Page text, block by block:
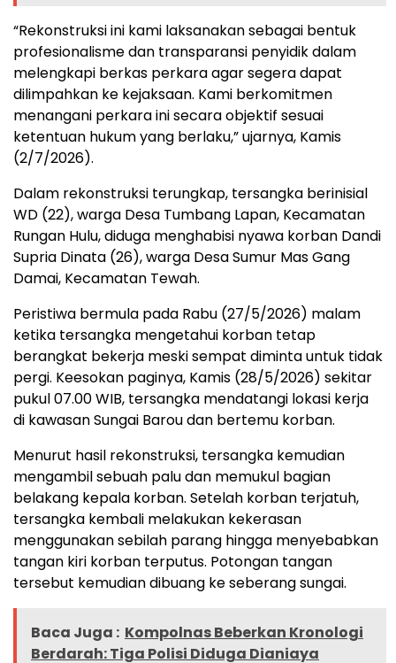
“Rekonstruksi ini kami laksanakan sebagai bentuk
profesionalisme dan transparansi penyidik dalam
melengkapi berkas perkara agar segera dapat
dilimpahkan ke kejaksaan. Kami berkomitmen
menangani perkara ini secara objektif sesuai
ketentuan hukum yang berlaku,” ujarnya, Kamis
(2/7/2026).
Dalam rekonstruksi terungkap, tersangka berinisial
WD (22), warga Desa Tumbang Lapan, Kecamatan
Rungan Hulu, diduga menghabisi nyawa korban Dandi
Supria Dinata (26), warga Desa Sumur Mas Gang
Damai, Kecamatan Tewah.
Peristiwa bermula pada Rabu (27/5/2026) malam
ketika tersangka mengetahui korban tetap
berangkat bekerja meski sempat diminta untuk tidak
pergi. Keesokan paginya, Kamis (28/5/2026) sekitar
pukul 07.00 WIB, tersangka mendatangi lokasi kerja
di kawasan Sungai Barou dan bertemu korban.
Menurut hasil rekonstruksi, tersangka kemudian
mengambil sebuah palu dan memukul bagian
belakang kepala korban. Setelah korban terjatuh,
tersangka kembali melakukan kekerasan
menggunakan sebilah parang hingga menyebabkan
tangan kiri korban terputus. Potongan tangan
tersebut kemudian dibuang ke seberang sungai.
Baca Juga : Kompolnas Beberkan Kronologi
Berdarah: Tiga Polisi Diduga Dianiaya